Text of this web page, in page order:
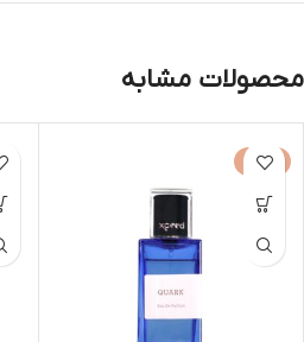
محصولات مشابه
-30%